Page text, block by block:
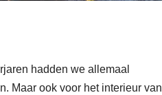
hadden we allemaal
Maar ook voor het interieur van